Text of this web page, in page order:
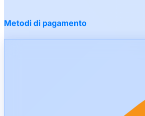
Metodi di pagamento